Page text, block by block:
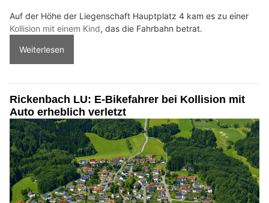
Auf der Höhe der Liegenschaft Hauptplatz 4 kam es zu einer
Kollision mit einem Kind, das die Fahrbahn betrat.
Weiterlesen
Rickenbach LU: E-Bikefahrer bei Kollision mit
Auto erheblich verletzt